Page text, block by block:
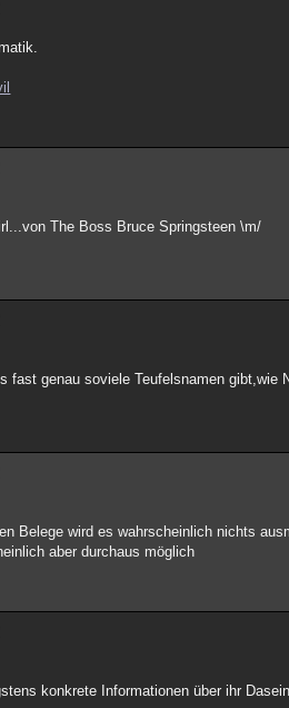
The Boss Bruce Springsteen \m/
fast genau soviele Teufelsnamen
Belege wird es wahrscheinlich nichts
aber durchaus möglich
konkrete Informationen über ihr